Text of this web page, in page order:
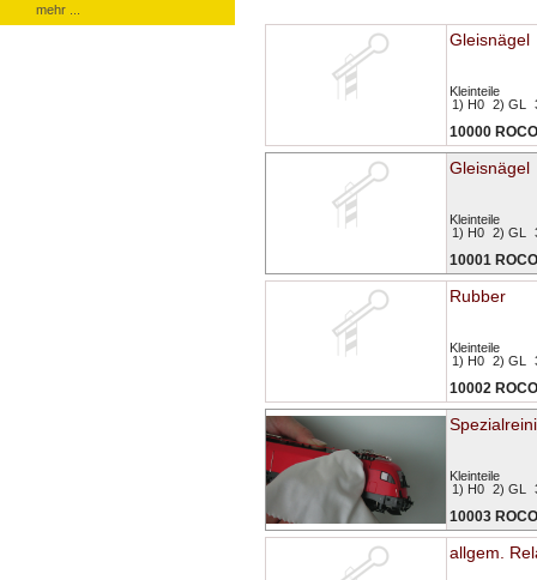
mehr ...
Gleisnägel
Kleinteile
1) H0 2) GL
10000 ROCO
Gleisnägel
Kleinteile
1) H0 2) GL
10001 ROCO
Rubber
Kleinteile
1) H0 2) GL
10002 ROCO
Kleinteile
1) H0 2) GL
10003 ROCO
allgem.